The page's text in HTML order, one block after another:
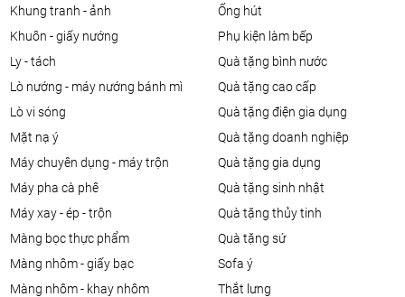
khung tranh - ảnh
khuôn - giấy nướng
ly - tách
lò nướng - máy nướng bánh mì
lò vi sóng
mặt nạ ý
máy chuyên dụng - máy trộn
máy pha cà phê
máy xay - ép - trộn
màng bọc thực phẩm
màng nhôm - giấy bạc
màng nhôm - khay nhôm
ống hút
phụ kiện làm bếp
quà tặng bình nước
quà tặng cao cấp
quà tặng điện gia dụng
quà tặng doanh nghiệp
quà tặng gia dụng
quà tặng sinh nhật
quà tặng thủy tinh
quà tặng sứ
sofa ý
thắt lưng